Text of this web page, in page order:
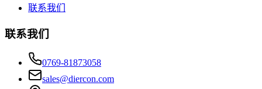
联系我们
联系我们
0769-81873058
sales@diercon.com